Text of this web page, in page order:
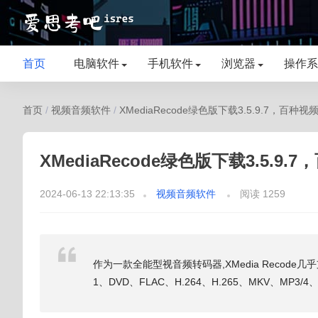
首页 电脑软件 手机软件 浏览器 操作
首页 / 视频音频软件 / XMediaRecode绿色版下载3.5.9.7，百种视
XMediaRecode绿色版下载3.5.9.7
2024-06-13 22:13:35 视频音频软件 阅读 1259
作为一款全能型视音频转码器,XMedia Recode几
1、DVD、FLAC、H.264、H.265、MKV、MP3/4